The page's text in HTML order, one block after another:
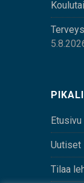
Etusivu
Uutiset
Tilaa